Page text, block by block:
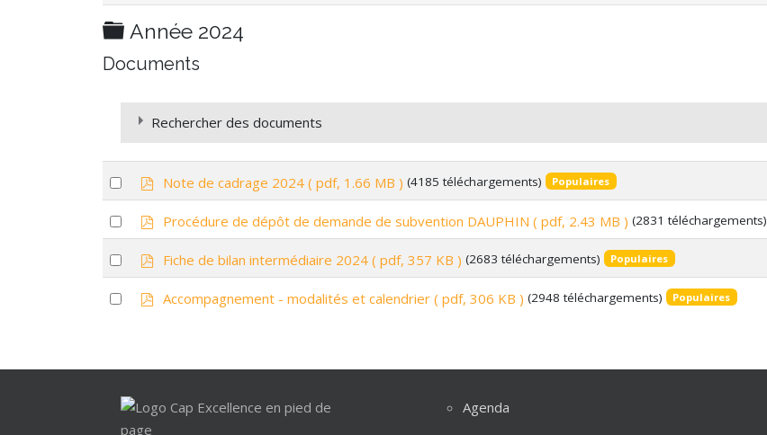
Dossier
Année 2024
Documents
Rechercher des documents
×- - Année 2024
Select
an
item
pNote de cadrage 2024 ( pdf, 1.66 MB ) (4185 téléchargements) Populaires
Select
an
item
pProcédure de dépôt de demande de subvention DAUPHIN ( pdf, 2.43 MB ) (2831 téléchargements)
Select
an
item
pFiche de bilan intermédiaire 2024 ( pdf, 357 KB ) (2683 téléchargements) Populaires
Select
Accompagnement - modalités et calendrier ( pdf, 306 KB ) (2948 téléchargements) Populaires
Agenda